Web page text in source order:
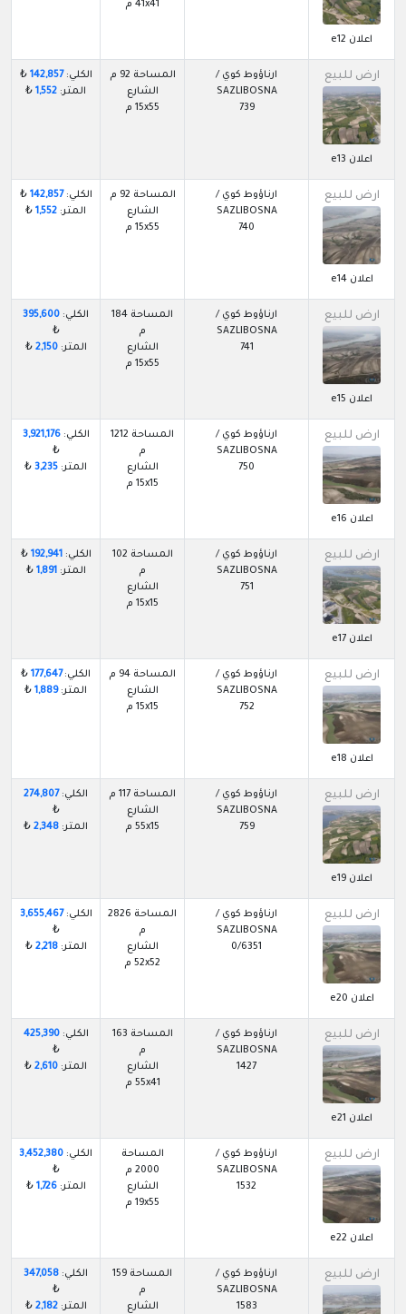
اعلان e12
41x41 م
ارض للبيع
اعلان e13
ارناؤوط كوي /
SAZLIBOSNA
739
المساحة 92 م
الشارع
15x55 م
الكلي:142,857
₺
المتر: 1,552
₺
ارض للبيع
اعلان e14
ارناؤوط كوي /
SAZLIBOSNA
740
المساحة 92 م
الشارع
15x55 م
الكلي:142,857
₺
المتر: 1,552
₺
ارض للبيع
اعلان e15
ارناؤوط كوي /
SAZLIBOSNA
741
المساحة 184
م
الشارع
15x55 م
الكلي: 395,600
₺
المتر:2,150
₺
ارض للبيع
اعلان e16
ارناؤوط كوي /
SAZLIBOSNA
750
المساحة 1212
م
الشارع
15x15 م
الكلي:3,921,176
₺
المتر: 3,235
₺
ارض للبيع
اعلان e17
ارناؤوط كوي /
SAZLIBOSNA
751
المساحة 102
م
الشارع
15x15 م
الكلي:192,941
₺
المتر:1,891
₺
ارض للبيع
اعلان e18
ارناؤوط كوي /
SAZLIBOSNA
752
المساحة 94 م
الشارع
15x15 م
الكلي:177,647
₺
المتر:1,889
₺
ارض للبيع
اعلان e19
ارناؤوط كوي /
SAZLIBOSNA
759
المساحة 117 م
الشارع
55x15 م
الكلي: 274,807
₺
المتر: 2,348
₺
ارض للبيع
اعلان e20
ارناؤوط كوي /
SAZLIBOSNA
0/6351
المساحة 2826
م
الشارع
52x52 م
الكلي:3,655,467
₺
المتر:2,218
₺
ارض للبيع
اعلان e21
ارناؤوط كوي /
SAZLIBOSNA
1427
المساحة 163
م
الشارع
55x41 م
الكلي:425,390
₺
المتر: 2,610
₺
ارض للبيع
اعلان e22
ارناؤوط كوي /
SAZLIBOSNA
1532
المساحة
2000 م
الشارع
19x55 م
الكلي: 3,452,380
₺
المتر:1,726
₺
ارض للبيع
ارناؤوط كوي /
SAZLIBOSNA
1583
المساحة 159
م
الشارع
الكلي: 347,058
₺
المتر:2,182
₺